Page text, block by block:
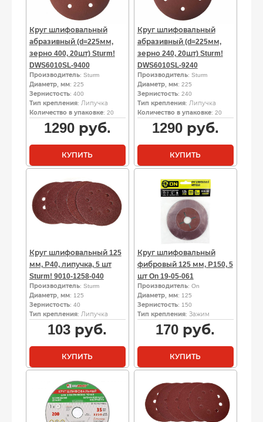
Круг шлифовальный
абразивный (d=225мм,
зерно 400, 20шт) Sturm!
DWS6010SL-9400
Производитель: Sturm
Диаметр, мм: 225
Зернистость: 400
Тип крепления: Липучка
Количество в упаковке: 20
1290руб.
КУПИТЬ
Круг шлифовальный
абразивный (d=225мм,
зерно 240, 20шт) Sturm!
DWS6010SL-9240
Производитель: Sturm
Диаметр, мм: 225
Зернистость: 240
Тип крепления: Липучка
Количество в упаковке: 20
1290руб.
КУПИТЬ
Круг шлифовальный 125
мм, Р40, липучка, 5 шт
Sturm! 9010-1258-040
Производитель: Sturm
Диаметр, мм: 125
Зернистость: 40
Тип крепления: Липучка
103 руб.
КУПИТЬ
Круг шлифовальный
фибровый 125 мм, Р150, 5
шт On 19-05-061
Производитель: On
Диаметр, мм: 125
Зернистость: 150
Тип крепления: Зажим
170 руб.
КУПИТЬ